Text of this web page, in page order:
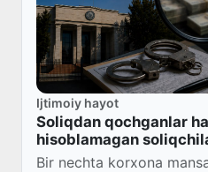
Ijtimoiy hayot
Soliqdan qochganlar
hisoblamagan
Bir nechta korxona